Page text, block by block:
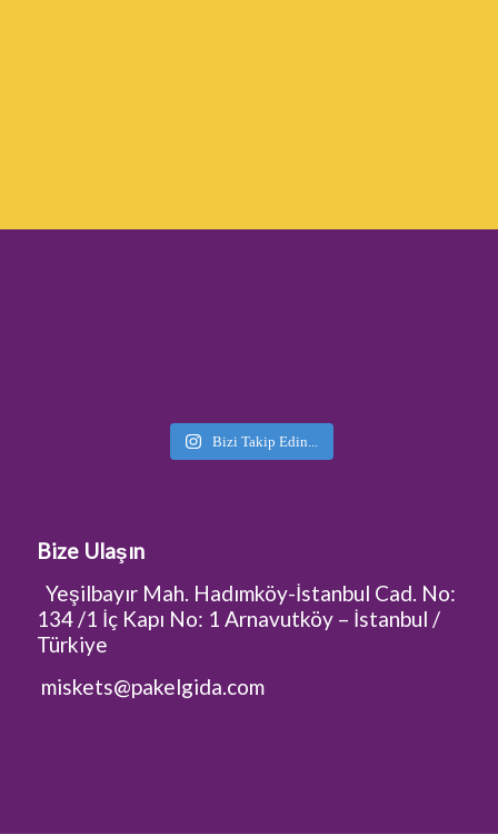
Bizi Takip Edin...
Bize Ulaşın
Yeşilbayır Mah. Hadımköy-İstanbul Cad. No:
134 /1 İç Kapı No: 1 Arnavutköy – İstanbul /
Türkiye
miskets@pakelgida.com